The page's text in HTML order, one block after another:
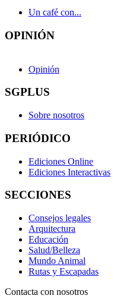
Un café con...
OPINIÓN
Opinión
SGPLUS
Sobre nosotros
PERIÓDICO
Ediciones Online
Ediciones Interactivas
SECCIONES
Consejos legales
Arquitectura
Educación
Salud/Belleza
Mundo Animal
Rutas y Escapadas
Contacta con nosotros